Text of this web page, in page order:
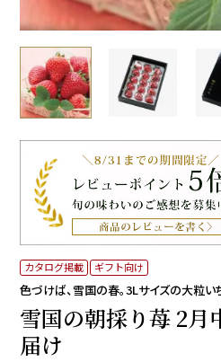
カタログ掲載 ギフト向け
色づけば、雪国の春。3Lサイズの大粒い
雪国の朝採り苺 2月
届け